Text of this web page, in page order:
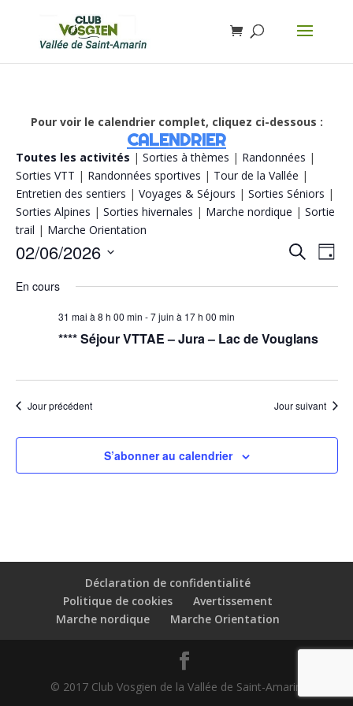
Pour voir le calendrier complet, cliquez ci-dessous :
CALENDRIER
Toutes les activités | Sorties à thèmes | Randonnées |
Sorties VTT | Randonnées sportives | Tour de la Vallée |
Entretien des sentiers | Voyages & Séjours | Sorties Séniors |
Sorties Alpines | Sorties hivernales | Marche nordique | Sortie
trail | Marche Orientation
et
de
Recherche
de
Jour
02/06/2026
une
En cours
31 mai à 8 h 00 min -7 juin à 17 h 00 min
**** Séjour VTTAE – Jura – Lac de Vouglans
Jour précédent Jour suivant
S’abonner au calendrier
Déclaration de confidentialité
Politique de cookies
Avertissement
Marche nordique
Marche Orientation
© 2017 Club Vosgien de la Vallée de Saint-Amarin